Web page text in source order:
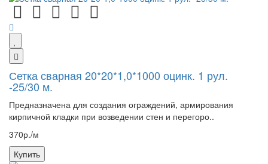
Сетка сварная 20*20*1,0*1000 оцинк. 1 рул.
-25/30 м.
Предназначена для создания ограждений, армирования
кирпичной кладки при возведении стен и перегоро..
370р./м
Купить